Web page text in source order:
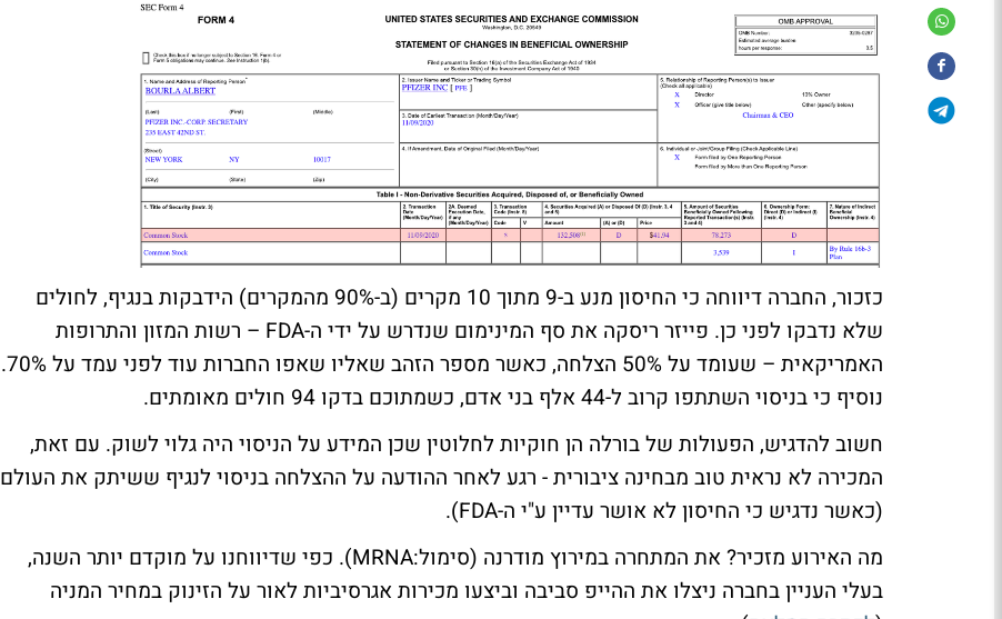
כזכור, החברה דיווחה כי החיסון מנע ב-9 מתוך 10 מקרים (ב-90% מהמקרים) הידבקות בנגיף, לחולים
שלא נדבקו לפני כן. פייזר ריסקה את סף המינימום שנדרש על ידי ה-FDA – רשות המזון והתרופות
האמריקאית – שעומד על 50% הצלחה, כאשר מספר הזהב שאליו שאפו החברות עוד לפני עמד על 70%.
נוסיף כי בניסוי השתתפו קרוב ל-44 אלף בני אדם, כשמתוכם בדקו 94 חולים מאומתים.
חשוב להדגיש, הפעולות של בורלה הן חוקיות לחלוטין שכן המידע על הניסוי היה גלוי לשוק. עם זאת,
המכירה לא נראית טוב מבחינה ציבורית - רגע לאחר ההודעה על ההצלחה בניסוי לנגיף ששיתק את העולם
(כאשר נדגיש כי החיסון לא אושר עדיין ע"י ה-FDA).
מה האירוע מזכיר? את המתחרה במירוץ מודרנה (סימול:MRNA). כפי שדיווחנו על מוקדם יותר השנה,
בעלי העניין בחברה ניצלו את ההייפ סביבה וביצעו מכירות אגרסיביות לאור על הזינוק במחיר המניה